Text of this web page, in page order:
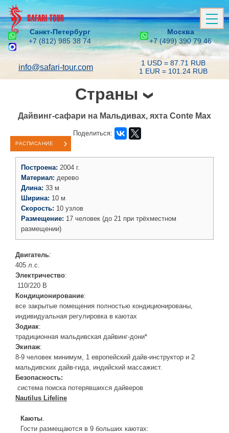
Санкт-Петербург
+7 (812) 985 38 74
Москва
+7 (499) 390 79 46
info@safari-tour.com
1 USD = 87.71 RUB
1 EUR = 101.24 RUB
Страны
Дайвинг-сафари на Мальдивах, яхта Conte Max
Поделиться:
РАСПИСАНИЕ
Построена: 2004 г.
Материал: дерево
Длина: 33 м
Ширина: 10 м
Скорость: 10 узлов
Размещение: 17 человек (до 21 при трёхместном
размещении)
Двигатель:
405 л.с.
Электричество:
110/220 В
Кондиционирование:
все закрытые помещения полностью кондиционированы,
индивидуальная регулировка в каютах
Зодиак:
традиционная мальдивская дайвинг-дони*
Экипаж:
8-9 человек минимум, 1 европейский дайв-инструктор и 2
мальдивских дайв-гида, индийский массажист.
Безопасность:
система поиска потерявшихся дайверов
Nautilus Lifeline
Каюты.
Гости размещаются в 9 больших каютах: